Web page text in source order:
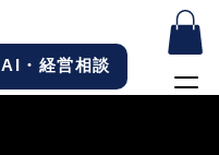
AI・経営相談